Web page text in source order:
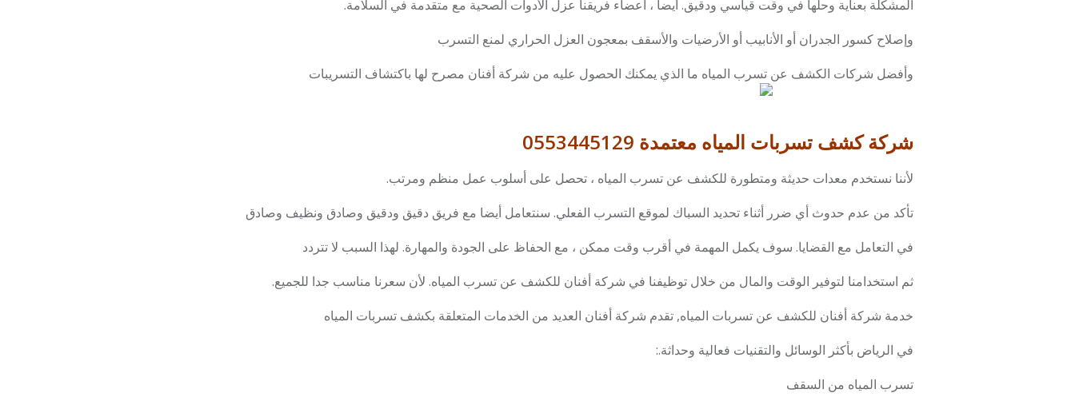
المشكلة بعناية وحلها في وقت قياسي ودقيق. أيضا ، أعضاء فريقنا عزل الأدوات الصحية مع متقدمة في السلامة.
وإصلاح كسور الجدران أو الأنابيب أو الأرضيات والأسقف بمعجون العزل الحراري لمنع التسرب
وأفضل شركات الكشف عن تسرب المياه ما الذي يمكنك الحصول عليه من شركة أفنان مصرح لها باكتشاف التسريبات
شركة كشف تسربات المياه معتمدة 0553445129
لأننا نستخدم معدات حديثة ومتطورة للكشف عن تسرب المياه ، تحصل على أسلوب عمل منظم ومرتب.
تأكد من عدم حدوث أي ضرر أثناء تحديد السباك لموقع التسرب الفعلي. سنتعامل أيضا مع فريق دقيق ودقيق وصادق ونظيف وصادق
في التعامل مع القضايا. سوف يكمل المهمة في أقرب وقت ممكن ، مع الحفاظ على الجودة والمهارة. لهذا السبب لا تتردد
ثم استخدامنا لتوفير الوقت والمال من خلال توظيفنا في شركة أفنان للكشف عن تسرب المياه. لأن سعرنا مناسب جدا للجميع.
خدمة شركة أفنان للكشف عن تسربات المياه, تقدم شركة أفنان العديد من الخدمات المتعلقة بكشف تسربات المياه
في الرياض بأكثر الوسائل والتقنيات فعالية وحداثة.:
تسرب المياه من السقف